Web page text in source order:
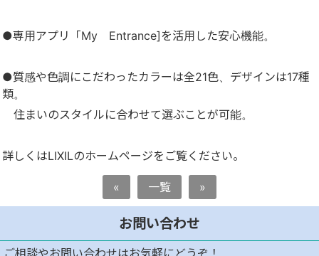
●専用アプリ「My Entrance]を活用した安心機能。
●質感や色調にこだわったカラーは全21色、デザインは17種
類。
住まいのスタイルに合わせて選ぶことが可能。
詳しくはLIXILのホームページをご覧ください。
« 一覧 »
お問い合わせ
ご相談やお問い合わせはお気軽にどうぞ！